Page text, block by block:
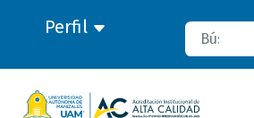
Perfil Buscar